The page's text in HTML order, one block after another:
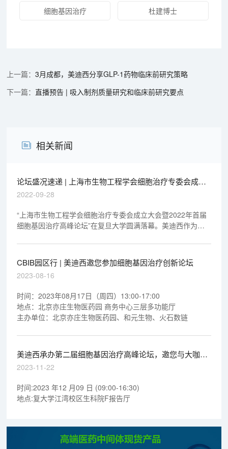
细胞基因治疗 杜建博士
3月成都，美迪西分享GLP-1药物临床前研究策略
直播预告 | 吸入制剂质量研究和临床前研究要点
相关新闻
论坛盛况速递 | 上海市生物工程学会细胞治疗专委会成立
大会暨2022年首届细胞基因治疗高峰论坛圆满举办
2022-09-28
“上海市生物工程学会细胞治疗专委会成立大会暨2022年首届
细胞基因治疗高峰论坛”在复旦大学圆满落幕。美迪西作为此
&CEO 陈春麟、首席科学官彭双清教授、药理药效与生物部副
总裁邓静博士出席会议并与行业同仁展开深入交流与探讨，积
极推动细胞基因治疗产业的发展与创新。
CBIB园区行 | 美迪西邀您参加细胞基因治疗创新论坛
2023-08-16
时间：2023年08月17日（周四）13:00-17:00
地点：北京亦庄生物医药园 商务中心三层多功能厅
主办单位：北京亦庄生物医药园、和元生物、火石数链
美迪西承办第二届细胞基因治疗高峰论坛，邀您与大咖解
读细胞基因治疗前沿
2023-11-22
时间:2023 年12 月09 日 (09:00-16:30)
地点:复大学江湾校区生科院F报告厅